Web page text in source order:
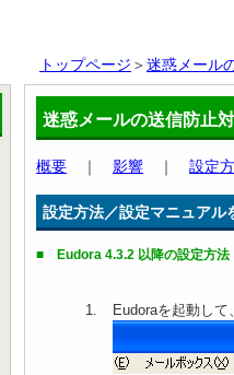
トップページ ＞迷惑メール
迷惑メールの送信防止
概要 ｜ 影響 ｜ 設定
設定方法／設定マニュアル
■ Eudora 4.3.2 以降の設定方法
Eudoraを起動し